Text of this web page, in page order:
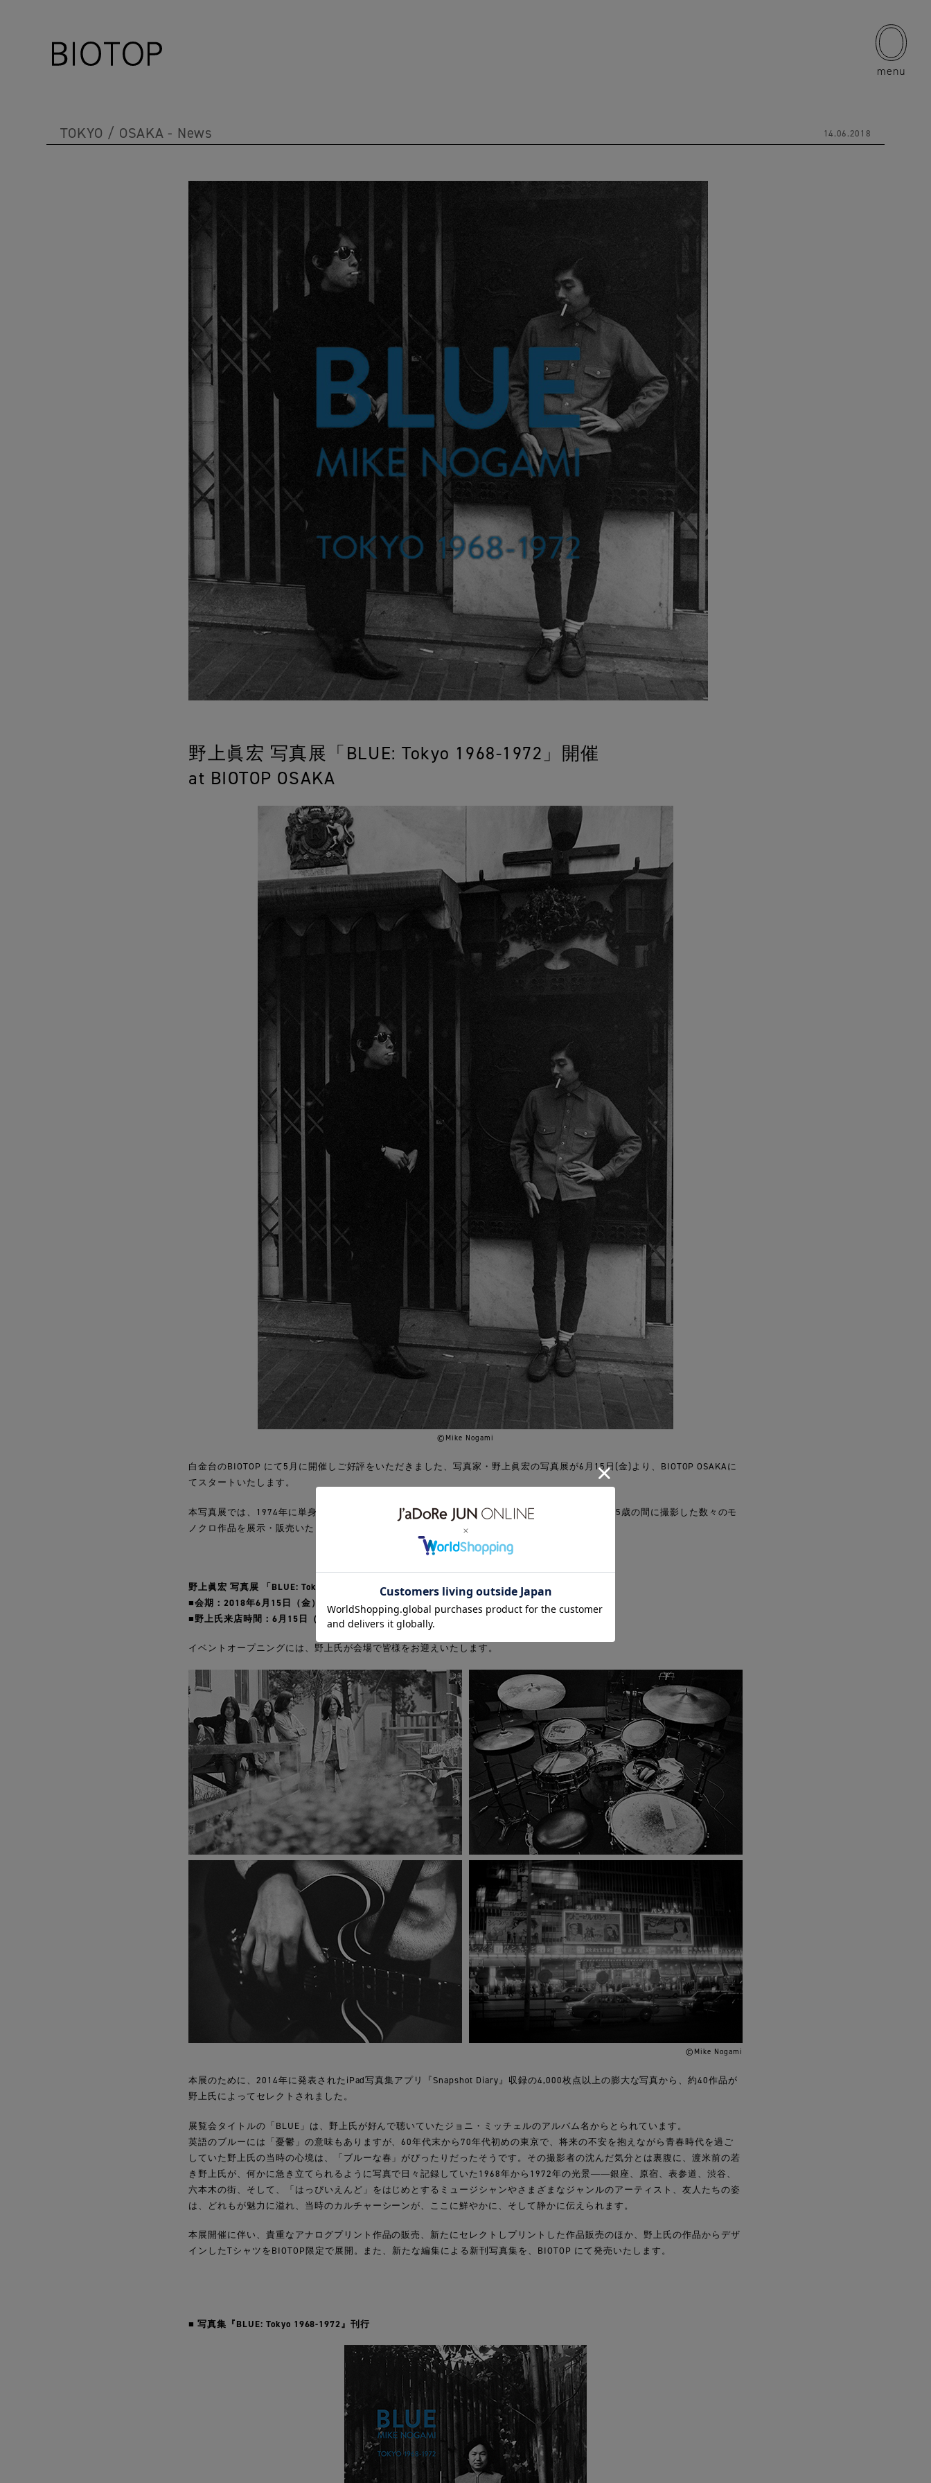
menu
TOKYO OSAKA News 14.06.2018
野上眞宏 写真展「BLUE: Tokyo 1968-1972」開催
at BIOTOP OSAKA
©Mike Nogami
白金台のBIOTOP にて5月に開催しご好評をいただきました、写真家・野上眞宏の写真展が6月15日(金)より、BIOTOP OSAKAに
てスタートいたします。
本写真展では、1974年に単身渡米後30年以上をアメリカで過ごした野上氏が、渡米前の21歳から25歳の間に撮影した数々のモ
ノクロ作品を展示・販売いたします。
野上眞宏 写真展 「BLUE: Tokyo 1968-1972」
■会期：2018年6月15日（金）～6月26日（火） at BIOTOP OSAKA
■野上氏来店時間：6月15日（金）15:00~19:00 ／ 6月16日（土）12:00~16:00
イベントオープニングには、野上氏が会場で皆様をお迎えいたします。
©Mike Nogami
本展のために、2014年に発表されたiPad写真集アプリ『Snapshot Diary』収録の4,000枚点以上の膨大な写真から、約40作品が
野上氏によってセレクトされました。
展覧会タイトルの「BLUE」は、野上氏が好んで聴いていたジョニ・ミッチェルのアルバム名からとられています。
英語のブルーには「憂鬱」の意味もありますが、60年代末から70年代初めの東京で、将来の不安を抱えながら青春時代を過ご
していた野上氏の当時の心境は、「ブルーな春」がぴったりだったそうです。その撮影者の沈んだ気分とは裏腹に、渡米前の若
き野上氏が、何かに急き立てられるように写真で日々記録していた1968年から1972年の光景――銀座、原宿、表参道、渋谷、
六本木の街、そして、「はっぴいえんど」をはじめとするミュージシャンやさまざまなジャンルのアーティスト、友人たちの姿
は、どれもが魅力に溢れ、当時のカルチャーシーンが、ここに鮮やかに、そして静かに伝えられます。
本展開催に伴い、貴重なアナログプリント作品の販売、新たにセレクトしプリントした作品販売のほか、野上氏の作品からデザ
インしたTシャツをBIOTOP限定で展開。また、新たな編集による新刊写真集を、BIOTOP にて発売いたします。
■ 写真集『BLUE: Tokyo 1968-1972』刊行